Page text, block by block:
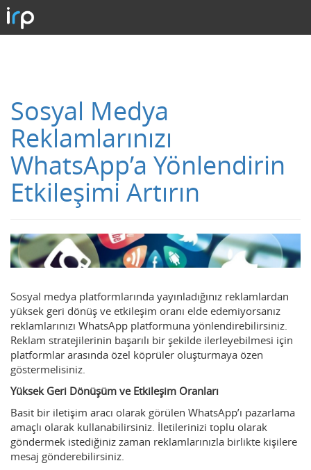
Sosyal Medya
Reklamlarınızı
WhatsApp’a Yönlendirin
Etkileşimi Artırın
Sosyal medya platformlarında yayınladığınız reklamlardan
yüksek geri dönüş ve etkileşim oranı elde edemiyorsanız
reklamlarınızı WhatsApp platformuna yönlendirebilirsiniz.
Reklam stratejilerinin başarılı bir şekilde ilerleyebilmesi için
platformlar arasında özel köprüler oluşturmaya özen
göstermelisiniz.
Yüksek Geri Dönüşüm ve Etkileşim Oranları
Basit bir iletişim aracı olarak görülen WhatsApp’ı pazarlama
amaçlı olarak kullanabilirsiniz. İletilerinizi toplu olarak
göndermek istediğiniz zaman reklamlarınızla birlikte kişilere
mesaj gönderebilirsiniz.